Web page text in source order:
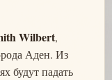
Wilbert,
Аден. Из
будут падать